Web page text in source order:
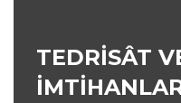
TEDRİSÂT